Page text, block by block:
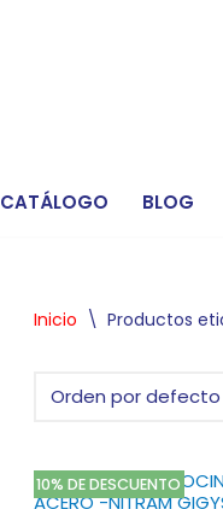
CATÁLOGO BLOG
Inicio \ Productos
10% DE DESCUENTO